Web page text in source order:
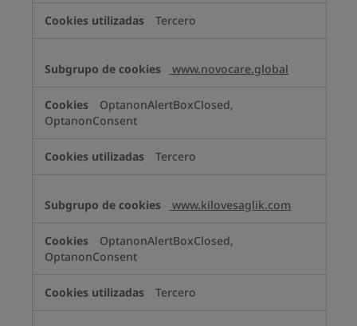
Tercero
www.novocare.global
OptanonAlertBoxClosed,
OptanonConsent
Tercero
www.kilovesaglik.com
OptanonAlertBoxClosed,
OptanonConsent
Tercero